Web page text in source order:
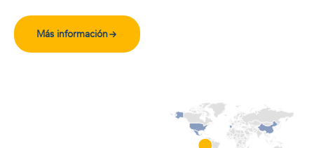
Más información